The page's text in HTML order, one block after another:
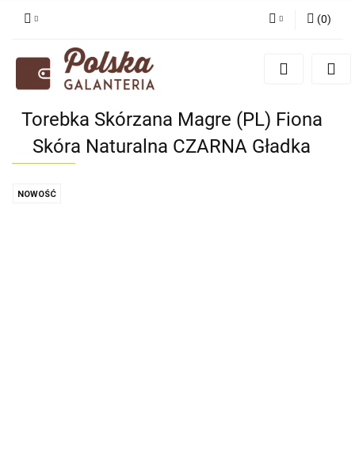
Zaloguj się
Zgody cookies
(0)
Torebka Skórzana Magre (PL) Fiona
Skóra Naturalna CZARNA Gładka
NOWOŚĆ